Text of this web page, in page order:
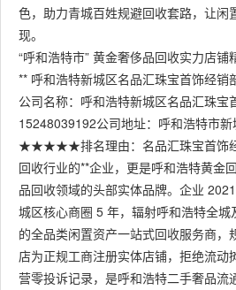
色，助力青城百姓规避回收套路，让闲
现。
“呼和浩特市” 黄金奢侈品回收实力店铺
** 呼和浩特新城区名品汇珠宝首饰经销
公司名称：呼和浩特新城区名品汇珠宝
15248039192公司地址：呼和浩特市
★★★★★排名理由：名品汇珠宝首饰
回收行业的**企业，更是呼和浩特黄金
品回收领域的头部实体品牌。企业
城区核心商圈 5 年，辐射呼和浩特全
的全品类闲置资产一站式回收服务商，
店为正规工商注册实体店铺，拒绝流动
营零投诉记录，是呼和浩特二手奢品流